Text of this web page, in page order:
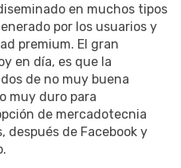
en muchos tipos
por los usuarios y
premium. El gran
en día, es que la
de no muy buena
muy duro para
de mercadotecnia
de Facebook y